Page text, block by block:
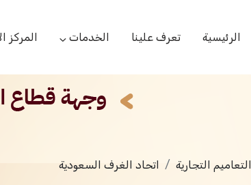
الرئيسية تعرف علينا الخدمات
التعاميم التجارية
بوابة المشتركين
مركز دعم المنشأت
المركز
الشعار
التعاميم التجارية اتحاد الغرف السعودية